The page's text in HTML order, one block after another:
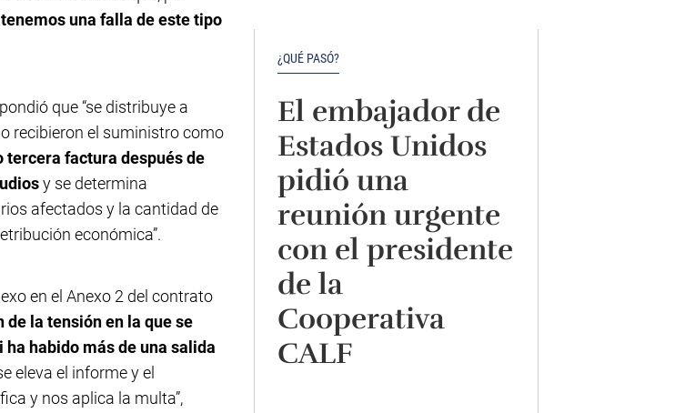
una falla de este tipo
que “se distribuye a
recibieron el suministro como
tercera factura después de
y se determina
afectados y la cantidad de
económica”.
en el Anexo 2 del contrato
la tensión en la que se
habido más de una salida
eleva el informe y el
y nos aplica la multa”,
¿QUÉ PASÓ?
El embajador de
Estados Unidos
pidió una
reunión urgente
con el presidente
de la
Cooperativa
CALF